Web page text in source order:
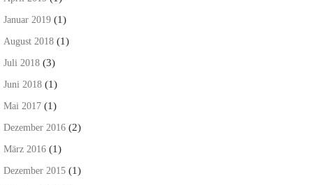
Januar 2019 (1)
August 2018 (1)
Juli 2018 (3)
Juni 2018 (1)
Mai 2017 (1)
Dezember 2016 (2)
März 2016 (1)
Dezember 2015 (1)